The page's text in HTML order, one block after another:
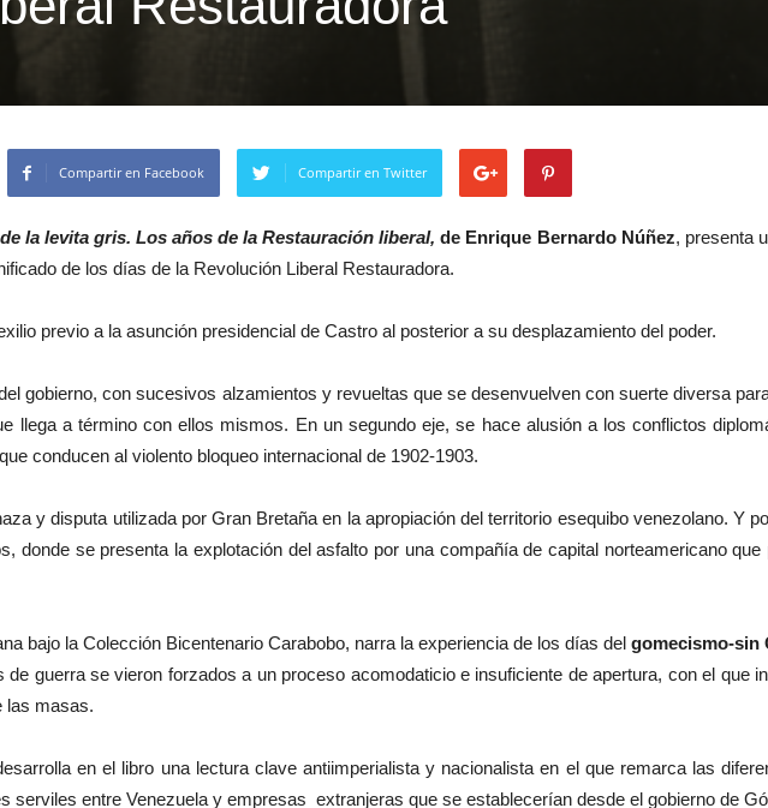
Compartir en Facebook Compartir en Twitter
la levita gris. Los años de la Restauración liberal, de Enrique Bernardo Núñez, presenta
de los días de la Revolución Liberal Restauradora.
previo a la asunción presidencial de Castro al posterior a su desplazamiento del poder.
gobierno, con sucesivos alzamientos y revueltas que se desenvuelven con suerte diversa
llega a término con ellos mismos. En un segundo eje, se hace alusión a los conflictos
conducen al violento bloqueo internacional de 1902-1903.
y disputa utilizada por Gran Bretaña en la apropiación del territorio esequibo venezolano. Y
donde se presenta la explotación del asfalto por una compañía de capital norteamericano
bajo la Colección Bicentenario Carabobo, narra la experiencia de los días del gomecismo-sin
guerra se vieron forzados a un proceso acomodaticio e insuficiente de apertura, con el que
las masas.
en el libro una lectura clave antiimperialista y nacionalista en el que remarca las
serviles entre Venezuela y empresas extranjeras que se establecerían desde el gobierno de